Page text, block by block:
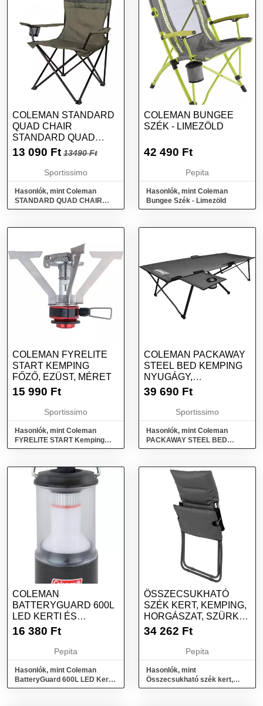
COLEMAN STANDARD
QUAD CHAIR
STANDARD QUAD
CHAIR -
SZÉK, KHAKI, MÉRET
13 090 Ft 13490 Ft
Sportissimo
Hasonlók, mint Coleman
STANDARD QUAD CHAIR
STANDARD QUAD CHAIR -
méret
COLEMAN BUNGEE
SZÉK - LIMEZÖLD
42 490 Ft
Pepita
Hasonlók, mint Coleman
Bungee Szék - Limezöld
COLEMAN FYRELITE
START KEMPING
FŐZŐ, EZÜST, MÉRET
15 990 Ft
Sportissimo
Hasonlók, mint Coleman
FYRELITE START Kemping
főző, ezüst, méret
COLEMAN PACKAWAY
STEEL BED KEMPING
NYUGÁGY,
SÖTÉTSZÜRKE,
39 690 Ft
Sportissimo
Hasonlók, mint Coleman
PACKAWAY STEEL BED
Kemping nyugágy,
COLEMAN
BATTERYGUARD 600L
LED KERTI ÉS
KEMPING LÁMPA -
16 380 Ft
Pepita
Hasonlók, mint Coleman
BatteryGuard 600L LED Kerti
és kemping lámpa - Fekete
ÖSSZECSUKHATÓ
SZÉK KERT, KEMPING,
HORGÁSZAT, SZÜRKE,
60X60X90 CM,...
34 262 Ft
Pepita
Hasonlók, mint
Összecsukható szék kert,
kemping, horgászat, szürke,